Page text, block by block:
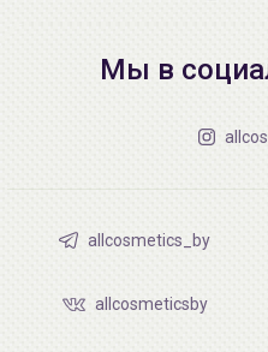
Мы в
allcosmetics_by
allcosmeticsby